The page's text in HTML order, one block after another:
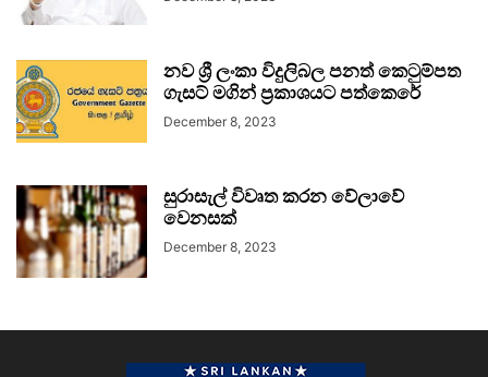
නව ශ්‍රී ලංකා විදුලිබල පනත් කෙටුම්පත
ගැසට් මගින් ප්‍රකාශයට පත්කෙරේ
December 8, 2023
සුරාසැල් විවෘත කරන වේලාවේ
වෙනසක්
December 8, 2023